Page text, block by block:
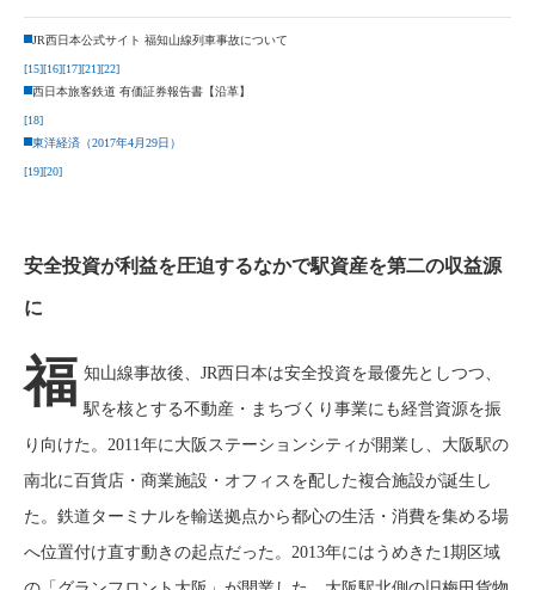
JR西日本公式サイト 福知山線列車事故について
[15][16][17][21][22]
西日本旅客鉄道 有価証券報告書【沿革】
[18]
東洋経済（2017年4月29日）
[19][20]
安全投資が利益を圧迫するなかで駅資産を第二の収益源
に
福 知山線事故後、JR西日本は安全投資を最優先としつつ、
駅を核とする不動産・まちづくり事業にも経営資源を振
り向けた。2011年に大阪ステーションシティが開業し、大阪駅の
南北に百貨店・商業施設・オフィスを配した複合施設が誕生し
た。鉄道ターミナルを輸送拠点から都心の生活・消費を集める場
へ位置付け直す動きの起点だった。2013年にはうめきた1期区域